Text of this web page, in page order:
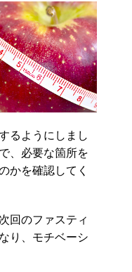
るようにしまし
、必要な箇所を
かを確認してく
回のファスティ
り、モチベーシ